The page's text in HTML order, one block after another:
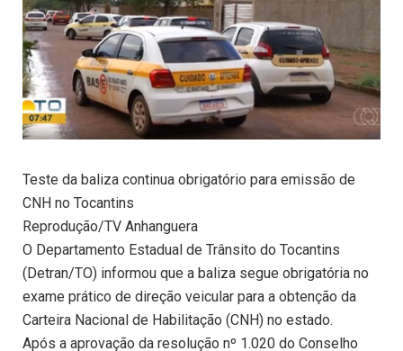
Teste da baliza continua obrigatório para emissão de
CNH no Tocantins
Reprodução/TV Anhanguera
O Departamento Estadual de Trânsito do Tocantins
(Detran/TO) informou que a baliza segue obrigatória no
exame prático de direção veicular para a obtenção da
Carteira Nacional de Habilitação (CNH) no estado.
Após a aprovação da resolução nº 1.020 do Conselho